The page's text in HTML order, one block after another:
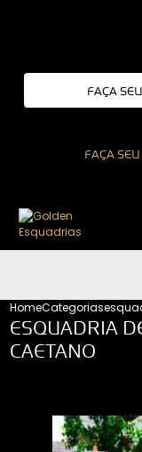
FAÇA
FAÇA
HomeCategorias
ESQUADRIA
CAETANO